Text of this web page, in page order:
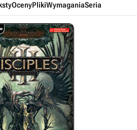
OcenyPlikiWymaganiaSeria